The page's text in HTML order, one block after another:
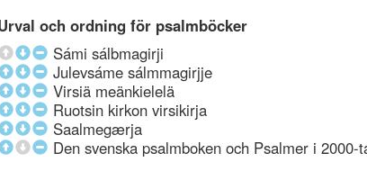
och ordning för psalmböcker
Sámi sálbmagirji
Julevsáme sálmmagirjje
Virsiä meänkielelä
Ruotsin kirkon virsikirja
Saalmegærja
Den svenska psalmboken och Psalmer i 2000-